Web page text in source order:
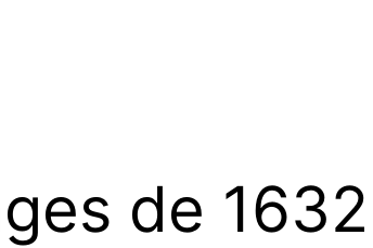
de 1632